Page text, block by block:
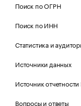
Поиск по ОГРН
Поиск по ИНН
Статистика и
Источники данных
Источник
Вопросы и ответы